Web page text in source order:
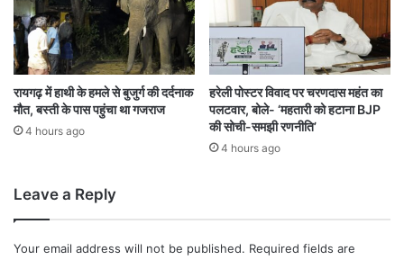
कि
ए
दो
ब
द
ला
व
रायगढ़ में हाथी के हमले से बुजुर्ग की दर्दनाक
मौत, बस्ती के पास पहुंचा था गजराज
4 hours ago
हरेली पोस्टर विवाद पर चरणदास महंत का
पलटवार, बोले- ‘महतारी को हटाना BJP
की सोची-समझी रणनीति’
4 hours ago
Leave a Reply
Your email address will not be published. Required fields are